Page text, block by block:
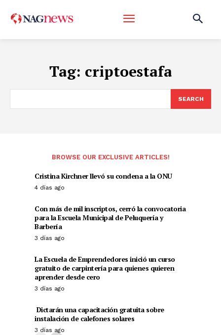
Tag: criptoestafa
SEARCH
BROWSE OUR EXCLUSIVE ARTICLES!
Cristina Kirchner llevó su condena a la ONU
4 días ago
Con más de mil inscriptos, cerró la convocatoria
para la Escuela Municipal de Peluquería y
Barbería
3 días ago
La Escuela de Emprendedores inició un curso
gratuito de carpintería para quienes quieren
aprender desde cero
3 días ago
Dictarán una capacitación gratuita sobre
instalación de calefones solares
3 días ago